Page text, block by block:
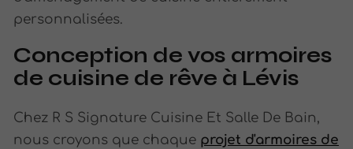
personnalisées.
Conception de vos armoires
de cuisine de rêve à Lévis
Chez R S Signature Cuisine Et Salle De Bain,
nous croyons que chaque projet d'armoires de